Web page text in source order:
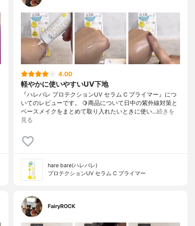
4.00
軽やかに使いやすいUV下地
『ハレバレ プロテクションUV セラム C プライマー』につ
いてのレビューです。 🍋商品について日中の紫外線対策と
ベースメイクをまとめて取り入れたいときに使い…続きを
見る
hare bare(ハレバレ)
プロテクションUV セラム C プライマー
FairyROCK